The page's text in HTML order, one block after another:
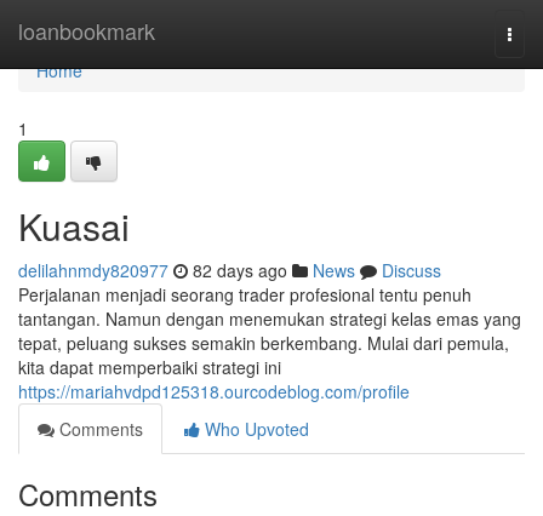
loanbookmark
Home
Home
1
Kuasai
delilahnmdy820977 82 days ago News
Discuss
Perjalanan menjadi seorang trader profesional tentu penuh
tantangan. Namun dengan menemukan strategi kelas emas yang
tepat, peluang sukses semakin berkembang. Mulai dari pemula,
kita dapat memperbaiki strategi ini
https://mariahvdpd125318.ourcodeblog.com/profile
Comments
Who Upvoted
Comments